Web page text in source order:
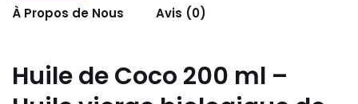
À Propos de Nous
Avis (0)
Huile de Coco 200 ml –